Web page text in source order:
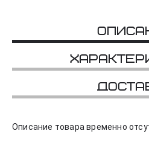
Описание товара временно